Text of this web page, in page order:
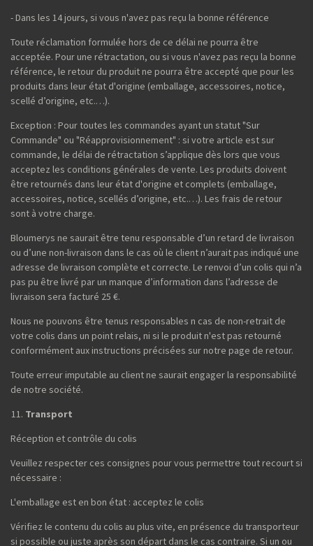
- Dans les 14 jours, si vous n'avez pas reçu la bonne référence
Toute réclamation formulée hors de ce délai ne pourra être
acceptée. Pour une rétractation, ou si vous n'avez pas reçu la bonne
référence, le retour du produit ne pourra être accepté que pour les
produits dans leur état d'origine (emballage, accessoires, notice,
scellé d’origine, etc.…).
Exception : Pour toutes les commandes ayant un statut "Sur
Commande" ou "Réapprovisionnement" : si votre article est sur
commande, le délai de rétractation s’applique dès lors que vous
acceptez les conditions générales de vente. Les produits doivent
être retournés dans leur état d'origine et complets (emballage,
accessoires, notice, scellés d’origine, etc.…). Les frais de retour
sont à votre charge.
Bloumerys ne saurait être tenu responsable d’un retard de livraison
ou d’une non-livraison dans le cas où le client n’aurait pas indiqué une
adresse de livraison complète et correcte. Le renvoi d’un colis qui n’a
pas pu être livré par un manque d’information dans l’adresse de
livraison sera facturé 25 €.
Nous ne pouvons être tenus responsables n cas de non-retrait de
votre colis dans un point relais, ni si le produit n'est pas retourné
conformément aux instructions précisées sur notre page de retour.
Toute erreur imputable au client ne saurait engager la responsabilité
de notre société.
Transport
Réception et contrôle du colis
Veuillez respecter ces consignes pour vous permettre tout recourt si
nécessaire :
L'emballage est en bon état : acceptez le colis
Vérifiez le contenu du colis au plus vite, en présence du transporteur
si possible ou juste après son départ dans le cas contraire. Si un ou